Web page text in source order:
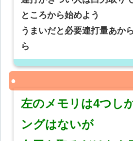
ところから始めよう
うまいだと必要連打量あか
ら
左のメモリは4つし
ングはないが